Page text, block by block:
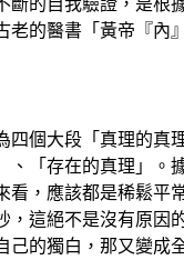
老的醫書「黃帝『內
個大段「真理的真
、「存在的真理」。
看，應該都是稀鬆平
，這絕不是沒有原因
己的獨白，那又變成